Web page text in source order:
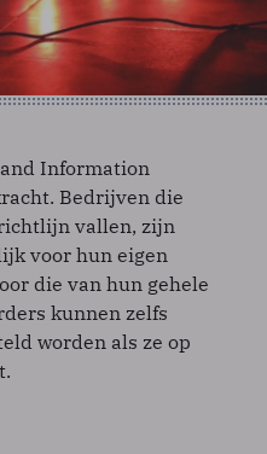
Information
Bedrijven die
vallen, zijn
voor hun eigen
die van hun gehele
kunnen zelfs
worden als ze op